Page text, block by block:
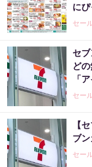
に
セー
セ
ど
「
セー
【
ブ
セー